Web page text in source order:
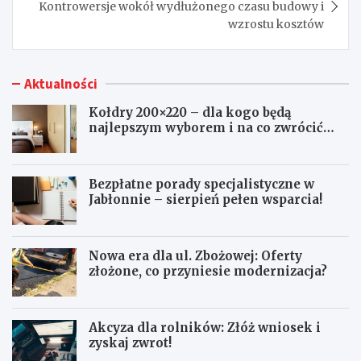
Kontrowersje wokół wydłużonego czasu budowy i
wzrostu kosztów
Aktualności
Kołdry 200×220 – dla kogo będą
najlepszym wyborem i na co zwrócić
Bezpłatne porady specjalistyczne w
Jabłonnie – sierpień pełen wsparcia!
Nowa era dla ul. Zbożowej: Oferty
złożone, co przyniesie modernizacja?
Akcyza dla rolników: Złóż wniosek i
zyskaj zwrot!